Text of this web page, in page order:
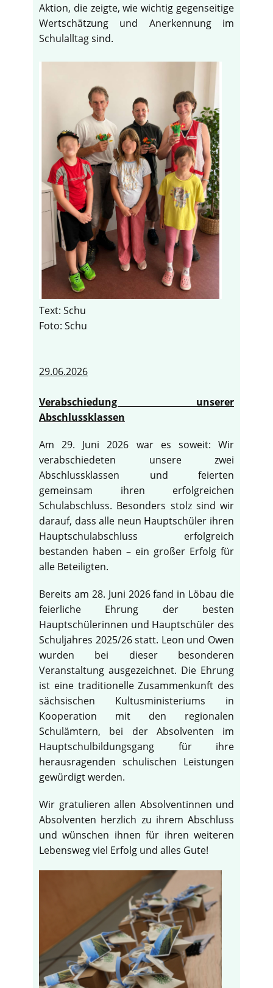
Aktion, die zeigte, wie wichtig gegenseitige
Wertschätzung und Anerkennung im
Schulalltag sind.
Text: Schu
Foto: Schu
29.06.2026
Verabschiedung unserer
Abschlussklassen
Am 29. Juni 2026 war es soweit: Wir
verabschiedeten unsere zwei
Abschlussklassen und feierten
gemeinsam ihren erfolgreichen
Schulabschluss. Besonders stolz sind wir
darauf, dass alle neun Hauptschüler ihren
Hauptschulabschluss erfolgreich
bestanden haben – ein großer Erfolg für
alle Beteiligten.
Bereits am 28. Juni 2026 fand in Löbau die
feierliche Ehrung der besten
Hauptschülerinnen und Hauptschüler des
Schuljahres 2025/26 statt. Leon und Owen
wurden bei dieser besonderen
Veranstaltung ausgezeichnet. Die Ehrung
ist eine traditionelle Zusammenkunft des
sächsischen Kultusministeriums in
Kooperation mit den regionalen
Schulämtern, bei der Absolventen im
Hauptschulbildungsgang für ihre
herausragenden schulischen Leistungen
gewürdigt werden.
Wir gratulieren allen Absolventinnen und
Absolventen herzlich zu ihrem Abschluss
und wünschen ihnen für ihren weiteren
Lebensweg viel Erfolg und alles Gute!